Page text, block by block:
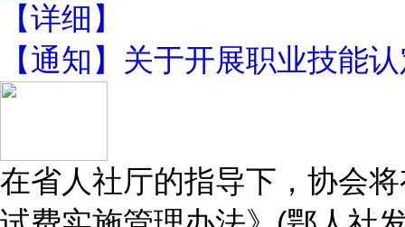
【详细】
【通知】关于开展职业技能
在省人社厅的指导下，协会